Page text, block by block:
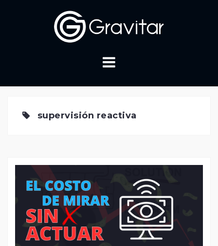
supervisión reactiva